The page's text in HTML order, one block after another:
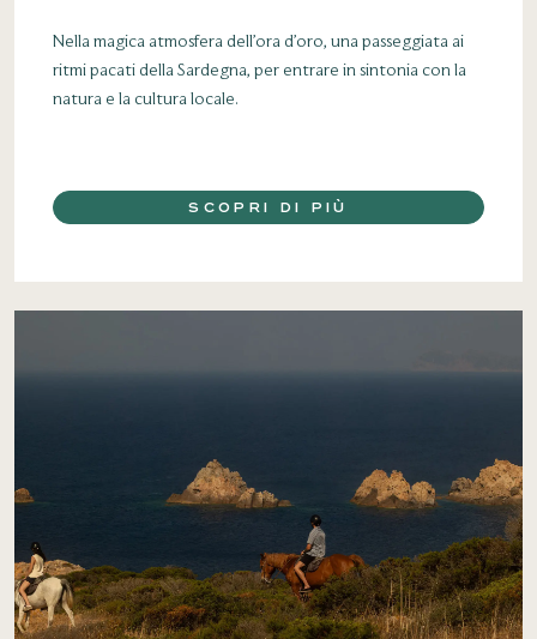
Nella magica atmosfera dell’ora d’oro, una passeggiata ai
ritmi pacati della Sardegna, per entrare in sintonia con la
natura e la cultura locale.
SCOPRI DI PIÙ